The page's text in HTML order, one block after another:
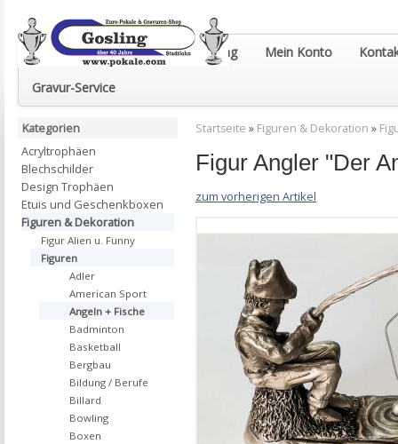
Euro-Pokale & Gravur-Shop Gosling Mein Konto
Gravur-Service
Startseite » Figuren & Dekoration »
Figur Angler "Der
zum vorherigen Artikel
Kategorien
Acryltrophäen
Blechschilder
Design Trophäen
Etuis und Geschenkboxen
Figuren & Dekoration
Figur Alien u. Funny
Figuren
Adler
American Sport
Angeln + Fische
Badminton
Basketball
Bergbau
Bildung / Berufe
Billard
Bowling
Boxen